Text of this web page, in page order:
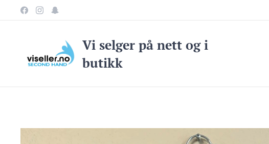
Vi selger på nett og i
butikk